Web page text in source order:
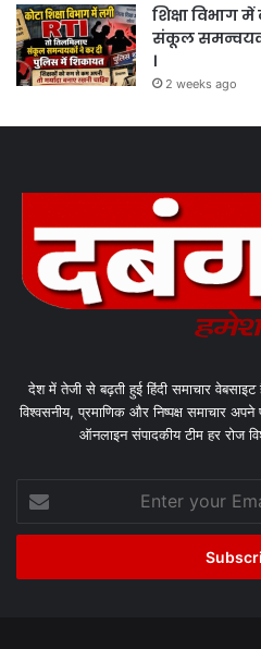
शिक्षा विभाग
संकूल
।
2 weeks ago
देश में तेजी से बढ़ती हुई हिंदी समाचार
विश्वसनीय, प्रमाणिक और निष्पक्ष समाचार
ऑनलाइन संपादकीय टीम हर रोज
your
Email